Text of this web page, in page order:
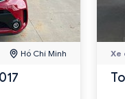
Hồ Chí Minh Xe